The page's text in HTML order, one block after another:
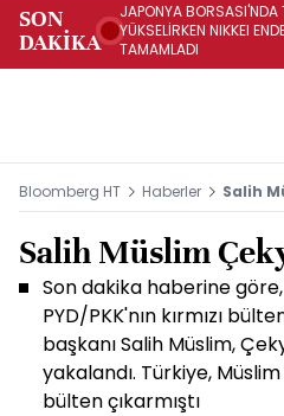
SON
DAKİKA
JAPONYA BORSASI'NDA
YÜKSELİRKEN NIKKEI
TAMAMLADI
Bloomberg HT Haberler Salih
Salih Müslim
Son dakika haberine
PYD/PKK'nın kırmızı
başkanı Salih Müslim,
yakalandı. Türkiye, Müslim
bülten çıkarmıştı